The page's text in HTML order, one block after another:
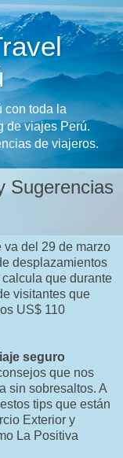
con toda la
de viajes Perú.
de viajeros.
Sugerencias
va del 29 de marzo
desplazamientos
calcula que durante
visitantes que
US$ 110
seguro
que nos
sin sobresaltos. A
tips que están
Exterior y
La Positiva